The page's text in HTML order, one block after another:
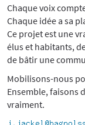
Chaque voix
Chaque idée a sa
Ce projet est une
élus et habitants,
de bâtir une
Mobilisons-nous
Ensemble, faisons
vraiment.